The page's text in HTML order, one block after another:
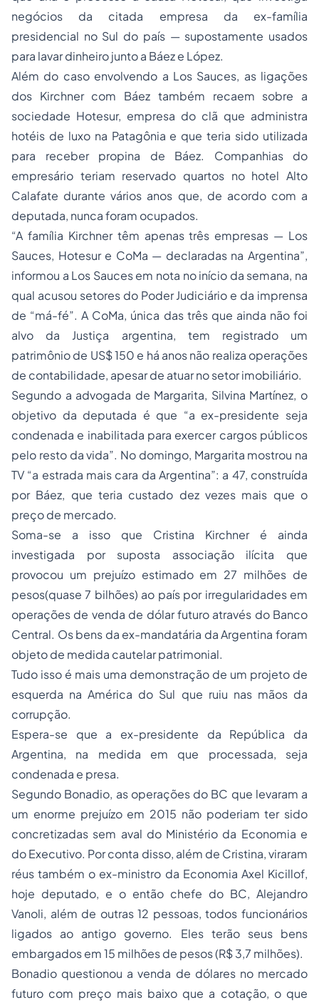
negócios da citada empresa da ex-família
presidencial no Sul do país — supostamente usados
para lavar dinheiro junto a Báez e López.
Além do caso envolvendo a Los Sauces, as ligações
dos Kirchner com Báez também recaem sobre a
sociedade Hotesur, empresa do clã que administra
hotéis de luxo na Patagônia e que teria sido utilizada
para receber propina de Báez. Companhias do
empresário teriam reservado quartos no hotel Alto
Calafate durante vários anos que, de acordo com a
deputada, nunca foram ocupados.
“A família Kirchner têm apenas três empresas — Los
Sauces, Hotesur e CoMa — declaradas na Argentina”,
informou a Los Sauces em nota no início da semana, na
qual acusou setores do Poder Judiciário e da imprensa
de “má-fé”. A CoMa, única das três que ainda não foi
alvo da Justiça argentina, tem registrado um
patrimônio de US$ 150 e há anos não realiza operações
de contabilidade, apesar de atuar no setor imobiliário.
Segundo a advogada de Margarita, Silvina Martínez, o
objetivo da deputada é que “a ex-presidente seja
condenada e inabilitada para exercer cargos públicos
pelo resto da vida”. No domingo, Margarita mostrou na
TV “a estrada mais cara da Argentina”: a 47, construída
por Báez, que teria custado dez vezes mais que o
preço de mercado.
Soma-se a isso que Cristina Kirchner é ainda
investigada por suposta associação ilícita que
provocou um prejuízo estimado em 27 milhões de
pesos(quase 7 bilhões) ao país por irregularidades em
operações de venda de dólar futuro através do Banco
Central. Os bens da ex-mandatária da Argentina foram
objeto de medida cautelar patrimonial.
Tudo isso é mais uma demonstração de um projeto de
esquerda na América do Sul que ruiu nas mãos da
corrupção.
Espera-se que a ex-presidente da República da
Argentina, na medida em que processada, seja
condenada e presa.
Segundo Bonadio, as operações do BC que levaram a
um enorme prejuízo em 2015 não poderiam ter sido
concretizadas sem aval do Ministério da Economia e
do Executivo. Por conta disso, além de Cristina, viraram
réus também o ex-ministro da Economia Axel Kicillof,
hoje deputado, e o então chefe do BC, Alejandro
Vanoli, além de outras 12 pessoas, todos funcionários
ligados ao antigo governo. Eles terão seus bens
embargados em 15 milhões de pesos (R$ 3,7 milhões).
Bonadio questionou a venda de dólares no mercado
futuro com preço mais baixo que a cotação, o que